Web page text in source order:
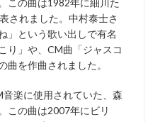
この曲は1982年に細川た
されました。中村泰士さ
」という歌い出しで有名
り」や、CM曲「ジャスコ
曲を作曲されました。
音楽に使用されていた、森
この曲は2007年にビリ